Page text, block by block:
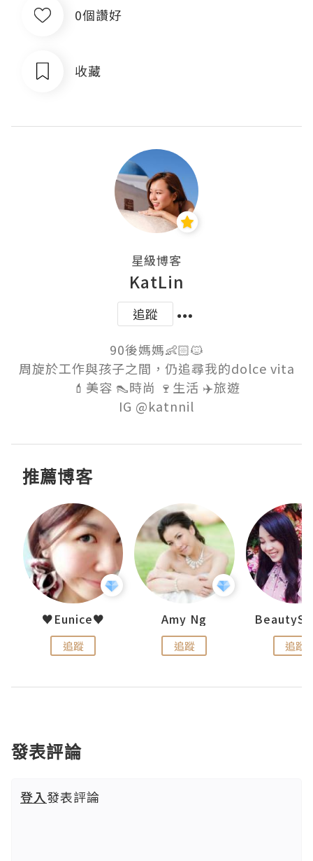
0個讚好
收藏
星級博客
KatLin
追蹤
90後媽媽👶🏻🐱
周旋於工作與孩子之間，仍追尋我的dolce vita
💄美容 👠時尚 🍷生活 ✈️旅遊
推薦博客
♥Eunice♥
追蹤
Amy Ng
追蹤 追蹤
發表評論
登入發表評論